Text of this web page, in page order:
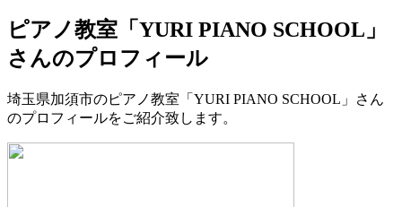
ピアノ教室「YURI PIANO SCHOOL」
さんのプロフィール
埼玉県加須市のピアノ教室「YURI PIANO SCHOOL」さん
のプロフィールをご紹介致します。